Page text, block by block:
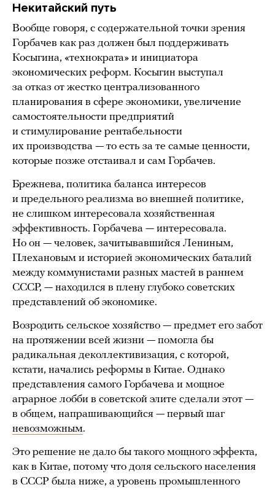
Некитайский путь
Вообще говоря, с содержательной точки зрения
Горбачев как раз должен был поддерживать
Косыгина, «технократа» и инициатора
экономических реформ. Косыгин выступал
за отказ от жестко централизованного
планирования в сфере экономики, увеличение
самостоятельности предприятий
и стимулирование рентабельности
их производства — то есть за те самые ценности,
которые позже отстаивал и сам Горбачев.
Брежнева, политика баланса интересов
и предельного реализма во внешней политике,
не слишком интересовала хозяйственная
эффективность. Горбачева — интересовала.
Но он — человек, зачитывавшийся Лениным,
Плехановым и историей экономических баталий
между коммунистами разных мастей в раннем
СССР, — находился в плену глубоко советских
представлений об экономике.
Возродить сельское хозяйство — предмет его забот
на протяжении всей жизни — помогла бы
радикальная деколлективизация, с которой,
кстати, начались реформы в Китае. Однако
представления самого Горбачева и мощное
аграрное лобби в советской элите сделали этот —
в общем, напрашивающийся — первый шаг
невозможным.
Это решение не дало бы такого мощного эффекта,
как в Китае, потому что доля сельского населения
в СССР была ниже, а уровень промышленного